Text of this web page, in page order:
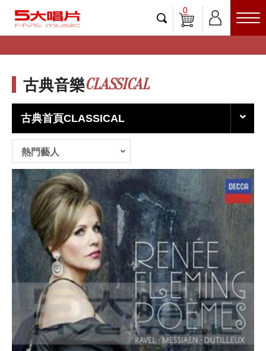
0
古典音樂CLASSICAL
古典首頁CLASSICAL
熱門藝人